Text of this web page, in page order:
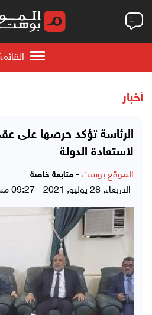
أخبار
الرئاسة تؤكد حرصها على
لاستعادة الدولة
الموقع بوست- متابعة خاصة
الاربعاء, 28 يوليو, 2021 - 09:27 مساءً